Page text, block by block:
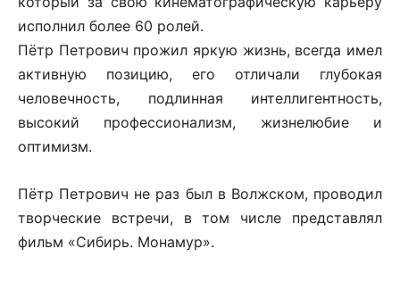
исполнил более 60 ролей.
Пётр Петрович прожил яркую жизнь, всегда имел
активную позицию, его отличали глубокая
человечность, подлинная интеллигентность,
высокий профессионализм, жизнелюбие и
оптимизм.
Пётр Петрович не раз был в Волжском, проводил
творческие встречи, в том числе представлял
фильм «Сибирь. Монамур».